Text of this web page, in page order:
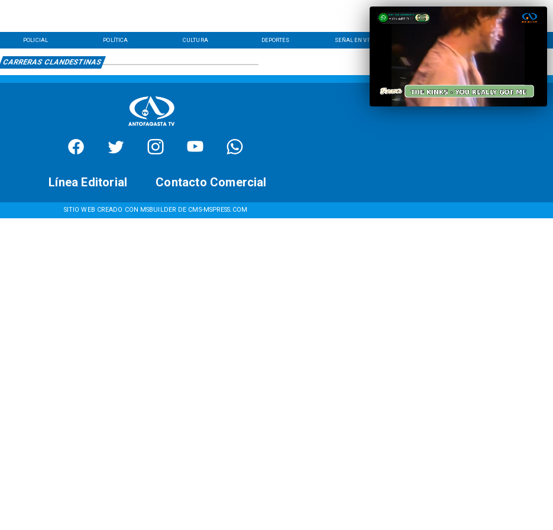
POLICIAL POLÍTICA CULTURA DEPORTES SEÑAL EN VIVO CONTACTO LÍNEA EDITORIAL
CARRERAS CLANDESTINAS
SITIO WEB CREADO CON MSBUILDER DE CMS-MSPRESS.COM
Contacto Comercial
Línea Editorial